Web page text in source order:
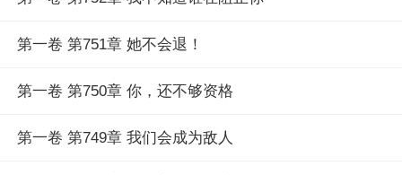
第一卷 第751章 她不会退！
第一卷 第750章 你，还不够资格
第一卷 第749章 我们会成为敌人